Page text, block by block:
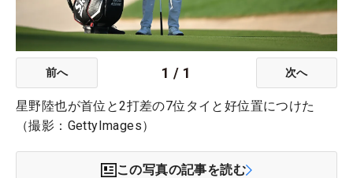
前へ 1 / 1 次へ
星野陸也が首位と2打差の7位タイと好位置につけた
（撮影：GettyImages）
この写真の記事を読む